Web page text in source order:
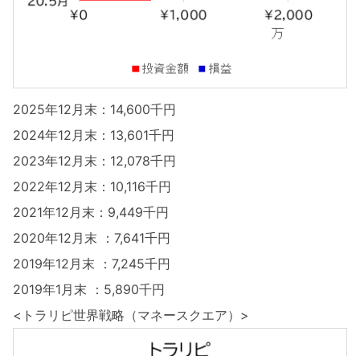
2025年12月末：14,600千円
2024年12月末：13,601千円
2023年12月末：12,078千円
2022年12月末：10,116千円
2021年12月末：9,449千円
2020年12月末 ：7,641千円
2019年12月末 ：7,245千円
2019年1月末 ：5,890千円
<トラリピ世界戦略（マネースクエア）>